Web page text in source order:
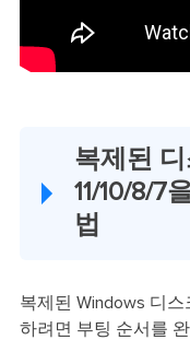
복제된
11/10/8/7
법
복제된 Windows 디
하려면 부팅 순서를